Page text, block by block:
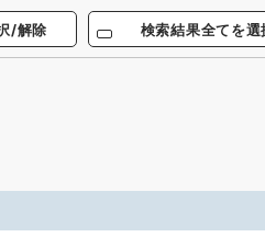
/解除 検索結果全てを